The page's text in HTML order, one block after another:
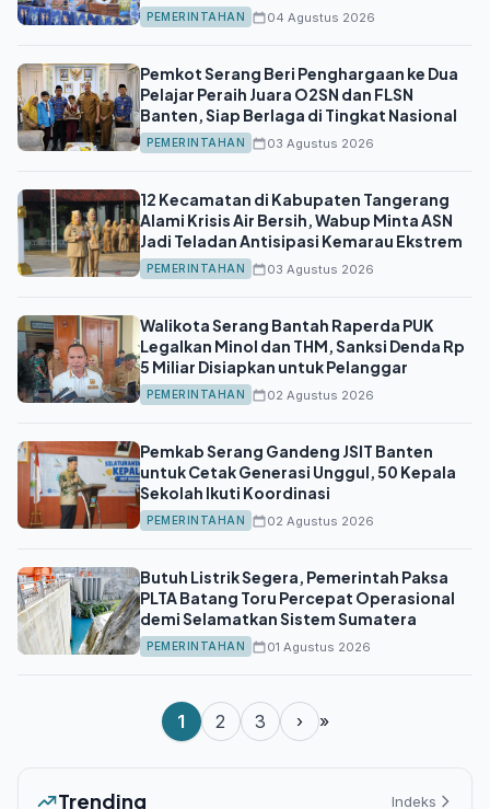
PEMERINTAHAN 04 Agustus 2026
Pemkot Serang Beri Penghargaan ke Dua
Pelajar Peraih Juara O2SN dan FLSN
Banten, Siap Berlaga di Tingkat Nasional
PEMERINTAHAN 03 Agustus 2026
12 Kecamatan di Kabupaten Tangerang
Alami Krisis Air Bersih, Wabup Minta ASN
Jadi Teladan Antisipasi Kemarau Ekstrem
PEMERINTAHAN 03 Agustus 2026
Walikota Serang Bantah Raperda PUK
Legalkan Minol dan THM, Sanksi Denda Rp
5 Miliar Disiapkan untuk Pelanggar
PEMERINTAHAN 02 Agustus 2026
Pemkab Serang Gandeng JSIT Banten
untuk Cetak Generasi Unggul, 50 Kepala
Sekolah Ikuti Koordinasi
PEMERINTAHAN 02 Agustus 2026
Butuh Listrik Segera, Pemerintah Paksa
PLTA Batang Toru Percepat Operasional
demi Selamatkan Sistem Sumatera
PEMERINTAHAN 01 Agustus 2026
1 2 3 › »
Trending Indeks